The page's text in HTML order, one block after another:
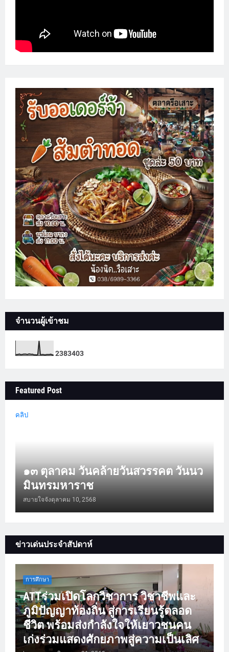
จำนวนผู้เข้าชม
2383403
Featured Post
คลิป
๑๓ ตุลาคม วันคล้ายวันสวรรคต วันนว
มินทรมหาราช
สบายใจจังตุลาคม 10, 2568
ข่าวเด่นประจำสัปดาห์
การศึกษา
ATTร่วมเปิดโลกวิชาการ วิชาชีพและ
ภูมิปัญญาท้องถิ่น สู่การเรียนรู้ตลอด
ชีวิต พร้อมส่งกำลังใจให้เยาวชนคน
เก่งร่วมแสดงศักยภาพสู่ความเป็นเลิศ